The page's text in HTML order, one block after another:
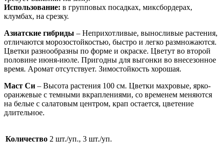
Использование: в групповых посадках, миксбордерах,
клумбах, на срезку.
Азиатские гибриды – Неприхотливые, выносливые растения,
отличаются морозостойкостью, быстро и легко размножаются.
Цветки разнообразны по форме и окраске. Цветут во второй
половине июня-июле. Пригодны для выгонки во внесезонное
время. Аромат отсутствует. Зимостойкость хорошая.
Маст Си – Высота растения 100 см. Цветки махровые, ярко-
оранжевые с темными вкраплениями, со временем меняются
на белые с салатовым центром, крап остается, цветение
длительное.
Количество 2 шт./уп., 3 шт./уп.